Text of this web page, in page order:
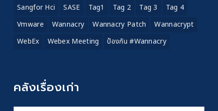
Sangfor Hci
SASE Tag1 Tag 2 Tag 3
Tag 4
Vmware
Wannacry Wannacry Patch
Wannacrypt
WebEx
Webex Meeting ป้องกัน #wannacry
คลังเรื่องเก่า